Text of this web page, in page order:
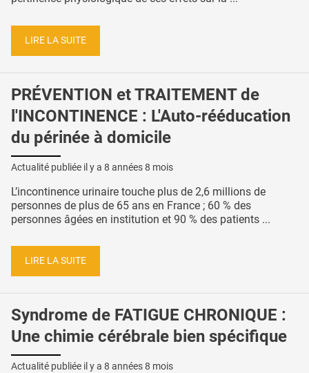
LIRE LA SUITE
PRÉVENTION et TRAITEMENT de
l'INCONTINENCE : L'Auto-rééducation
du périnée à domicile
Actualité publiée il y a 8 années 8 mois
L’incontinence urinaire touche plus de 2,6 millions de
personnes de plus de 65 ans en France ; 60 % des
personnes âgées en institution et 90 % des patients ...
LIRE LA SUITE
Syndrome de FATIGUE CHRONIQUE :
Une chimie cérébrale bien spécifique
Actualité publiée il y a 8 années 8 mois